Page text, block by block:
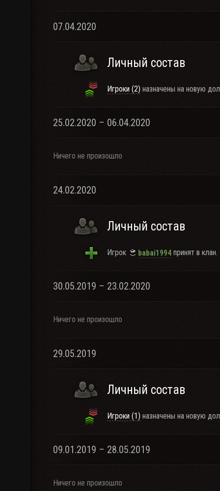
07.04.2020
Личный состав
Игроки (2) назначены на новую
25.02.2020 – 06.04.2020
Ничего не произошло
24.02.2020
Личный состав
Игрок babai1994 принят в клан.
30.05.2019 – 23.02.2020
Ничего не произошло
29.05.2019
Личный состав
Игроки (1) назначены на новую
09.01.2019 – 28.05.2019
Ничего не произошло